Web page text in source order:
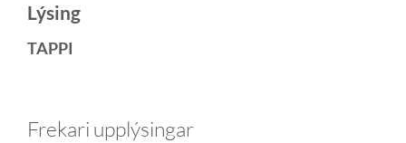
Lýsing
TAPPI
Frekari upplýsingar